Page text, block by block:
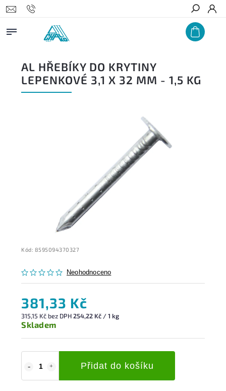
Hledat
AL HŘEBÍKY DO KRYTINY
LEPENKOVÉ 3,1 X 32 MM - 1,5 KG
Kód: 8595094370327
Neohodnoceno
381,33 Kč
315,15 Kč bez DPH254,22 Kč / 1 kg
Skladem
Přidat do košíku